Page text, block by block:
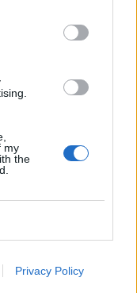
my
the
Privacy Policy
et données falsifiées
après 1980 : le
je valide : c’est le
à connaître